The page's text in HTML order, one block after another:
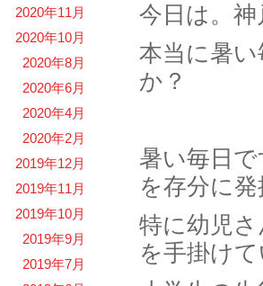
2020年11月
2020年10月
2020年8月
2020年6月
2020年4月
2020年2月
2019年12月
2019年11月
2019年10月
2019年9月
2019年7月
今日は。
本当に暑
か？
暑い毎日
を存分に
特に幼児
を手掛け